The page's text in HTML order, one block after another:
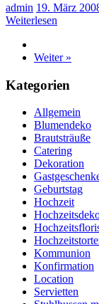
admin 19. März
Weiterlesen
Weiter »
Kategorien
Allgemein
Blumendeko
Brautsträuße
Catering
Dekoration
Geburtstag
Hochzeit
Kommunion
Konfirmation
Location
Servietten